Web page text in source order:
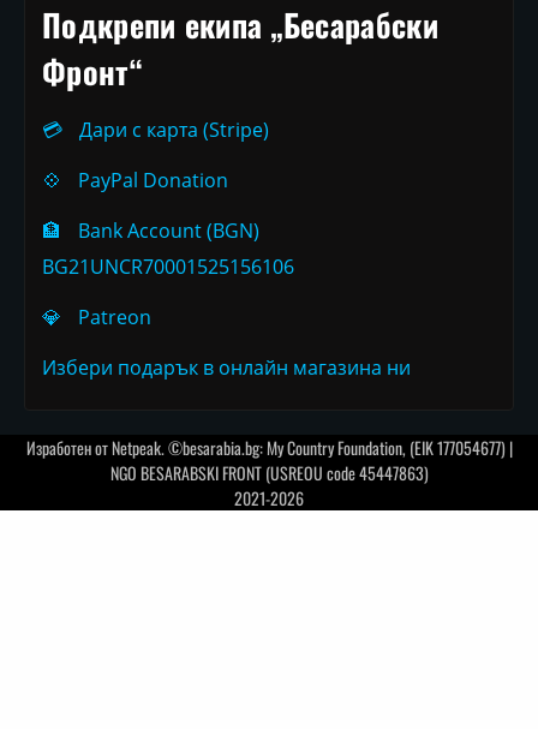
Подкрепи екипа „Бесарабски
Фронт“
💳
Дари с карта (Stripe)
💠
PayPal Donation
🏦
Bank Account (BGN)
BG21UNCR70001525156106
💎
Patreon
Избери подарък в онлайн магазина ни
Изработен отNetpeak. ©besarabia.bg: My Country Foundation, (EIK 177054677) |
NGO BESARABSKI FRONT (USREOU code 45447863)
2021-2026